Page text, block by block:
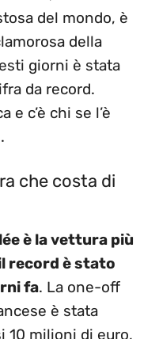
del mondo, è
della
giorni è stata
da record.
e c’è chi se l’è
che costa di
è la vettura più
record è stato
fa. La one-off
è stata
10 milioni di euro,